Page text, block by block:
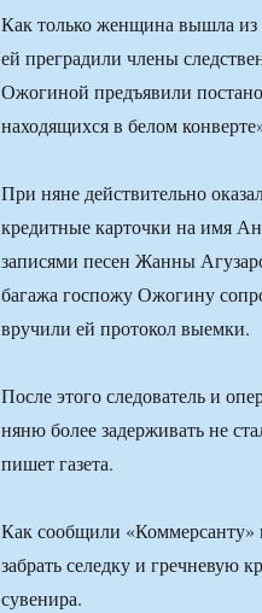
Как только женщина вышла из
ей преградили члены
Ожогиной предъявили
находящихся в белом
При няне действительно
кредитные карточки на имя
записями песен Жанны
багажа госпожу Ожогину
вручили ей протокол выемки.
После этого следователь и
няню более задерживать не
пишет газета.
Как сообщили «Коммерсанту»
забрать селедку и гречневую
сувенира.